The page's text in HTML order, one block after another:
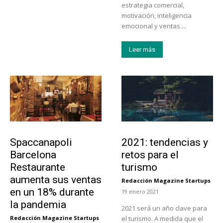
estrategia comercial,
motivación, inteligencia
emocional y ventas....
Leer más
Spaccanapoli
Barcelona
Restaurante
aumenta sus ventas
en un 18% durante
la pandemia
Redacción Magazine Startups
2021: tendencias y
retos para el
turismo
Redacción Magazine Startups
-
19 enero 2021
2021 será un año clave para
el turismo. A medida que el